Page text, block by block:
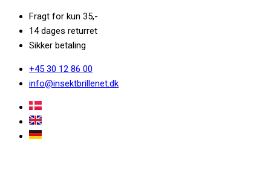
Fragt for kun 35,-
14 dages returret
Sikker betaling
+45 30 12 86 00
info@insektbrillenet.dk